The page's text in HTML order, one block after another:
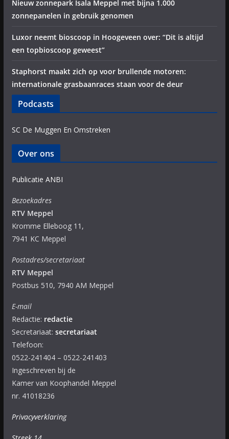
Nieuw zonnepark Isala Meppel met bijna 1.000
zonnepanelen in gebruik genomen
Luxor neemt bioscoop in Hoogeveen over: “Dit is altijd
een topbioscoop geweest”
Staphorst maakt zich op voor brullende motoren:
internationale grasbaanraces staan voor de deur
Podcasts
SC De Muggen En Omstreken
Over ons
Publicatie ANBI
Bezoekadres
RTV Meppel
Kromme Elleboog 11,
7941 KC Meppel
Postadres/secretariaat
RTV Meppel
Postbus 510, 7940 AM Meppel
E-mail
Redactie: redactie
Secretariaat: secretariaat
Telefoon:
0522-241404 – 0522-241403
Ingeschreven bij de
Kamer van Koophandel Meppel
nr. 41018236
Privacyverklaring